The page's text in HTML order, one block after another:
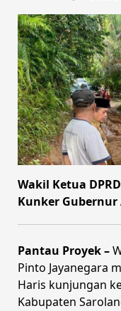
Wakil Ketua
Kunker Gubernur
Pantau Proyek –
Pinto Jayanegara
Haris kunjungan
Kabupaten